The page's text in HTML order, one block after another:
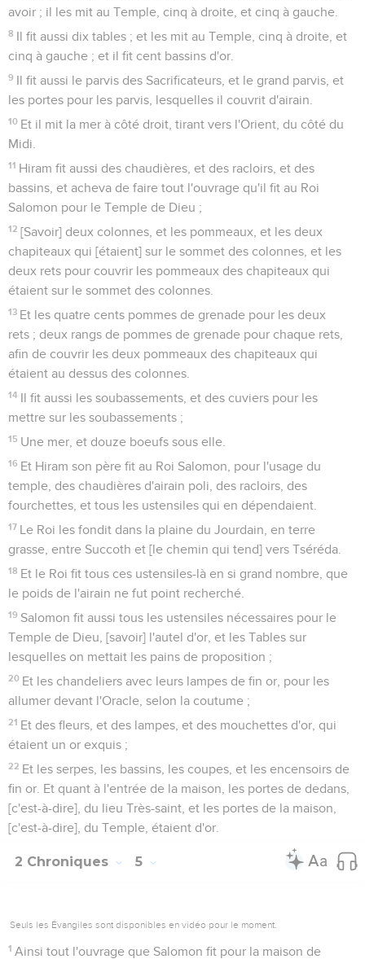
avoir ; il les mit au Temple, cinq à droite, et cinq à gauche.
8 Il fit aussi dix tables ; et les mit au Temple, cinq à droite, et
cinq à gauche ; et il fit cent bassins d'or.
9 Il fit aussi le parvis des Sacrificateurs, et le grand parvis, et
les portes pour les parvis, lesquelles il couvrit d'airain.
10 Et il mit la mer à côté droit, tirant vers l'Orient, du côté du
Midi.
11 Hiram fit aussi des chaudières, et des racloirs, et des
bassins, et acheva de faire tout l'ouvrage qu'il fit au Roi
Salomon pour le Temple de Dieu ;
12 [Savoir] deux colonnes, et les pommeaux, et les deux
chapiteaux qui [étaient] sur le sommet des colonnes, et les
deux rets pour couvrir les pommeaux des chapiteaux qui
étaient sur le sommet des colonnes.
13 Et les quatre cents pommes de grenade pour les deux
rets ; deux rangs de pommes de grenade pour chaque rets,
afin de couvrir les deux pommeaux des chapiteaux qui
étaient au dessus des colonnes.
14 Il fit aussi les soubassements, et des cuviers pour les
mettre sur les soubassements ;
15 Une mer, et douze boeufs sous elle.
16 Et Hiram son père fit au Roi Salomon, pour l'usage du
temple, des chaudières d'airain poli, des racloirs, des
fourchettes, et tous les ustensiles qui en dépendaient.
17 Le Roi les fondit dans la plaine du Jourdain, en terre
grasse, entre Succoth et [le chemin qui tend] vers Tséréda.
18 Et le Roi fit tous ces ustensiles-là en si grand nombre, que
le poids de l'airain ne fut point recherché.
19 Salomon fit aussi tous les ustensiles nécessaires pour le
Temple de Dieu, [savoir] l'autel d'or, et les Tables sur
lesquelles on mettait les pains de proposition ;
20 Et les chandeliers avec leurs lampes de fin or, pour les
allumer devant l'Oracle, selon la coutume ;
21 Et des fleurs, et des lampes, et des mouchettes d'or, qui
étaient un or exquis ;
22 Et les serpes, les bassins, les coupes, et les encensoirs de
fin or. Et quant à l'entrée de la maison, les portes de dedans,
[c'est-à-dire], du lieu Très-saint, et les portes de la maison,
[c'est-à-dire], du Temple, étaient d'or.
2 Chroniques 5
Seuls les Évangiles sont disponibles en vidéo pour le moment.
1 Ainsi tout l'ouvrage que Salomon fit pour la maison de